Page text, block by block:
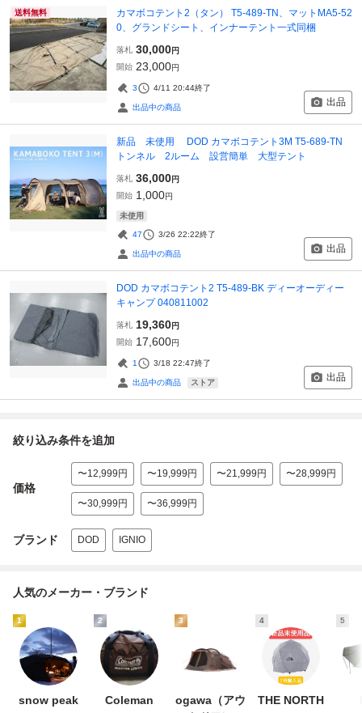
送料無料
カマボコテント2（タン） T5-489-TN、マットMA5-52
0、グランドシート、インナーテント一式同梱
落札 30,000円
開始 23,000円
3 4/11 20:44終了
出品中の商品 出品
新品 未使用 DOD カマボコテント3M T5-689-TN
トンネル 2ルーム 設営簡単 大型テント
落札 36,000円
開始 1,000円
未使用
47 3/26 22:22終了
出品中の商品 出品
DOD カマボコテント2 T5-489-BK ディーオーディー
キャンプ 040811002
落札 19,360円
開始 17,600円
1 3/18 22:47終了
出品中の商品 ストア 出品
絞り込み条件を追加
価格
〜12,999円 〜19,999円 〜21,999円 〜28,999円
〜30,999円 〜36,999円
ブランド DOD IGNIO
人気のメーカー・ブランド
1
snow peak
2
Coleman
3
ogawa（アウ
4
THE NORTH
5